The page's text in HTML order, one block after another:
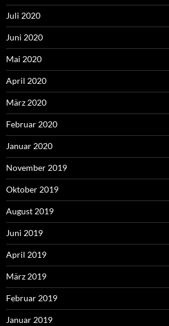
Juli 2020
Juni 2020
Mai 2020
April 2020
März 2020
Februar 2020
Januar 2020
November 2019
Oktober 2019
August 2019
Juni 2019
April 2019
März 2019
Februar 2019
Januar 2019